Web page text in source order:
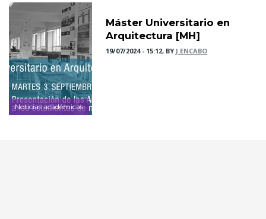
Noticias académicas
Máster Universitario en
Arquitectura [MH]
19/07/2024 - 15:12, BY J.ENCABO